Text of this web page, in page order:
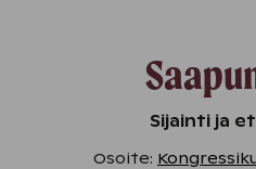
Sijainti ja
Osoite: